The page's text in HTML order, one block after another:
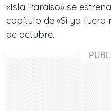
«Isla Paraíso» se
capítulo de «Si yo fuera
de octubre.